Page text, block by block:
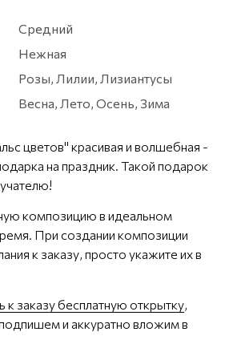
Средний
Нежная
Розы, Лилии, Лизиантусы
Весна, Лето, Осень, Зима
цветов" красивая и волшебная -
на праздник. Такой подарок
композицию в идеальном
При создании композиции
к заказу, просто укажите их в
к заказу бесплатную открытку,
и аккуратно вложим в